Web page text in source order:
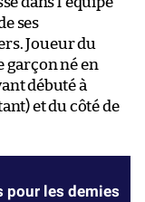
ses
Joueur du
garçon né en
débuté à
et du côté de
pour les demies